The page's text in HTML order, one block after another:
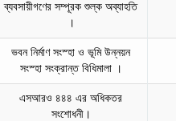
ব্যবসায়ীগণের সম্পূরক শুল্ক অব্যাহতি
।
ভবন নির্মাণ সংস্হা ও ভূমি উন্নয়ন
সংস্হা সংক্রান্ত বিধিমালা ।
এসআরও ৪৪৪ এর অধিকতর
সংশোধনী।